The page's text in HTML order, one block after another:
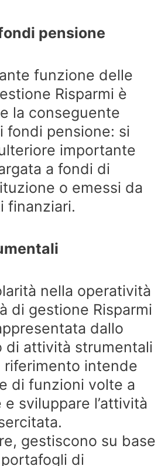
pensione
funzione delle
Risparmi è
la conseguente
fondi pensione: si
importante
a fondi di
o emessi da
finanziari.
nella operatività
di gestione Risparmi
dallo
di attività strumentali
riferimento intende
di funzioni volte a
sviluppare l’attività
gestiscono su base
di